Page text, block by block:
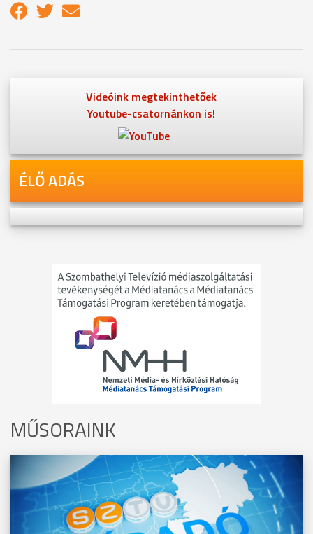
Videóink megtekinthetőek
Youtube-csatornánkon is!
ÉLŐ ADÁS
MŰSORAINK